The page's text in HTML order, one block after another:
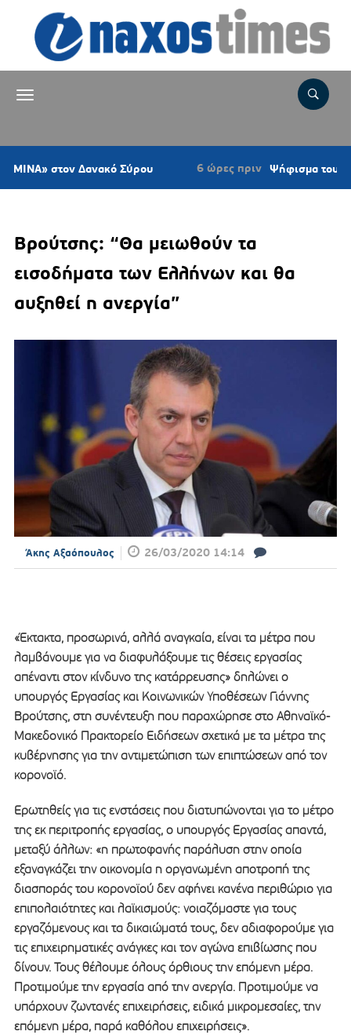
Δανακό Σύρου 6 ώρες πριν Ψήφισμα του Κυνηγετικού
Βρούτσης: “Θα μειωθούν τα
εισοδήματα των Ελλήνων και θα
αυξηθεί η ανεργία”
Άκης Αξαόπουλος 26/03/2020 14:14
«Έκτακτα, προσωρινά, αλλά αναγκαία, είναι τα μέτρα που
λαμβάνουμε για να διαφυλάξουμε τις θέσεις εργασίας
απέναντι στον κίνδυνο της κατάρρευσης» δηλώνει ο
υπουργός Εργασίας και Κοινωνικών Υποθέσεων Γιάννης
Βρούτσης, στη συνέντευξη που παραχώρησε στο Αθηναϊκό-
Μακεδονικό Πρακτορείο Ειδήσεων σχετικά με τα μέτρα της
κυβέρνησης για την αντιμετώπιση των επιπτώσεων από τον
κορονοϊό.
Ερωτηθείς για τις ενστάσεις που διατυπώνονται για το μέτρο
της εκ περιτροπής εργασίας, ο υπουργός Εργασίας απαντά,
μεταξύ άλλων: «η πρωτοφανής παράλυση στην οποία
εξαναγκάζει την οικονομία η οργανωμένη αποτροπή της
διασποράς του κορονοϊού δεν αφήνει κανένα περιθώριο για
επιπολαιότητες και λαϊκισμούς: νοιαζόμαστε για τους
εργαζόμενους και τα δικαιώματά τους, δεν αδιαφορούμε για
τις επιχειρηματικές ανάγκες και τον αγώνα επιβίωσης που
δίνουν. Τους θέλουμε όλους όρθιους την επόμενη μέρα.
Προτιμούμε την εργασία από την ανεργία. Προτιμούμε να
υπάρχουν ζωντανές επιχειρήσεις, ειδικά μικρομεσαίες, την
επόμενη μέρα, παρά καθόλου επιχειρήσεις».